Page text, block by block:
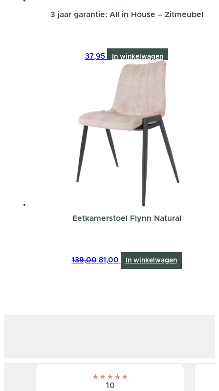
3 jaar garantie: All in House – Zitmeubel
37,95 In winkelwagen
Eetkamerstoel Flynn Natural
139,00 Oorspronkelijke
81,00Huidige
prijs
In winkelwagen
★★★★★
10